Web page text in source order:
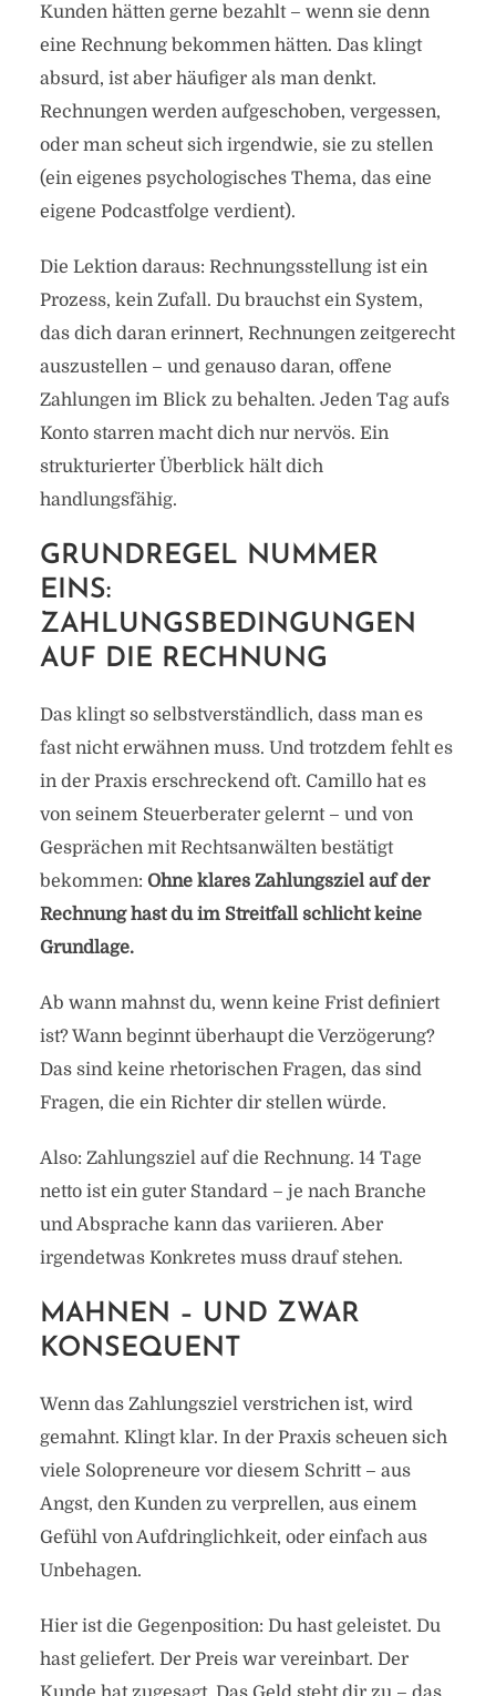
Kunden hätten gerne bezahlt – wenn sie denn
eine Rechnung bekommen hätten. Das klingt
absurd, ist aber häufiger als man denkt.
Rechnungen werden aufgeschoben, vergessen,
oder man scheut sich irgendwie, sie zu stellen
(ein eigenes psychologisches Thema, das eine
eigene Podcastfolge verdient).
Die Lektion daraus: Rechnungsstellung ist ein
Prozess, kein Zufall. Du brauchst ein System,
das dich daran erinnert, Rechnungen zeitgerecht
auszustellen – und genauso daran, offene
Zahlungen im Blick zu behalten. Jeden Tag aufs
Konto starren macht dich nur nervös. Ein
strukturierter Überblick hält dich
handlungsfähig.
GRUNDREGEL NUMMER
EINS:
ZAHLUNGSBEDINGUNGEN
AUF DIE RECHNUNG
Das klingt so selbstverständlich, dass man es
fast nicht erwähnen muss. Und trotzdem fehlt es
in der Praxis erschreckend oft. Camillo hat es
von seinem Steuerberater gelernt – und von
Gesprächen mit Rechtsanwälten bestätigt
bekommen: Ohne klares Zahlungsziel auf der
Rechnung hast du im Streitfall schlicht keine
Grundlage.
Ab wann mahnst du, wenn keine Frist definiert
ist? Wann beginnt überhaupt die Verzögerung?
Das sind keine rhetorischen Fragen, das sind
Fragen, die ein Richter dir stellen würde.
Also: Zahlungsziel auf die Rechnung. 14 Tage
netto ist ein guter Standard – je nach Branche
und Absprache kann das variieren. Aber
irgendetwas Konkretes muss drauf stehen.
MAHNEN – UND ZWAR
KONSEQUENT
Wenn das Zahlungsziel verstrichen ist, wird
gemahnt. Klingt klar. In der Praxis scheuen sich
viele Solopreneure vor diesem Schritt – aus
Angst, den Kunden zu verprellen, aus einem
Gefühl von Aufdringlichkeit, oder einfach aus
Unbehagen.
Hier ist die Gegenposition: Du hast geleistet. Du
hast geliefert. Der Preis war vereinbart. Der